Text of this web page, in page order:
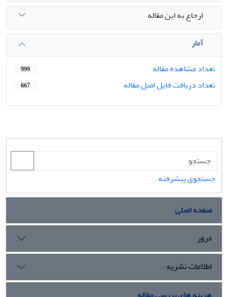
ارجاع به این مقاله
آمار
تعداد مشاهده مقاله
999
تعداد دریافت فایل اصل مقاله 667
جستجوی پیشرفته
صفحه اصلی
مرور
اطلاعات نشریه